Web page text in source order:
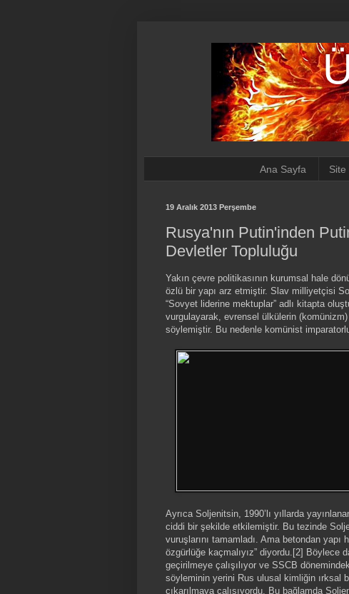
Ana Sayfa Site
19 Aralık 2013 Perşembe
Rusya'nın Putin'inden
Devletler Topluluğu
Yakın çevre politikasının kurumsal hale
özlü bir yapı arz etmiştir. Slav milliyetçisi
“Sovyet liderine mektuplar” adlı kitapta
vurgulayarak, evrensel ülkülerin
söylemiştir. Bu nedenle komünist
Ayrıca Soljenitsin, 1990’lı yıllarda
ciddi bir şekilde etkilemiştir. Bu tezinde
vuruşlarını tamamladı. Ama betondan yapı
özgürlüğe kaçmalıyız” diyordu.[2] Böylece
geçirilmeye çalışılıyor ve SSCB
söyleminin yerini Rus ulusal kimliğin ırksal
çıkarılmaya çalışıyordu. Bu bağlamda